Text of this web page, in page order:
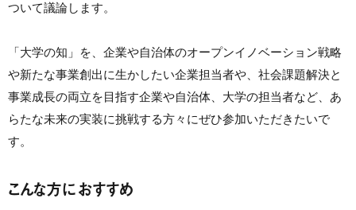
ついて議論します。
「大学の知」を、企業や自治体のオープンイノベーション戦略
や新たな事業創出に生かしたい企業担当者や、社会課題解決と
事業成長の両立を目指す企業や自治体、大学の担当者など、あ
らたな未来の実装に挑戦する方々にぜひ参加いただきたいで
す。
こんな方におすすめ